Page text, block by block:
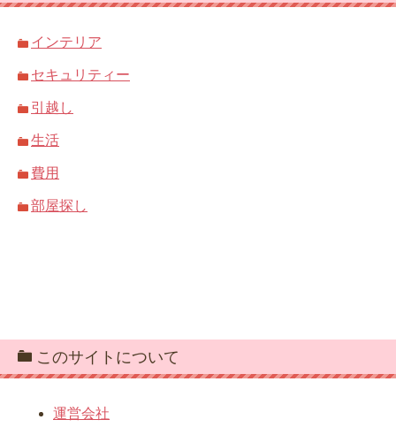
インテリア
セキュリティー
引越し
生活
費用
部屋探し
このサイトについて
運営会社